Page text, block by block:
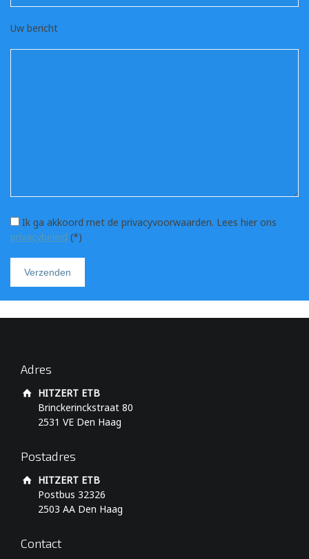
Uw bericht
Ik ga akkoord met de privacyvoorwaarden. Lees hier ons
privacybeleid (*)
Adres
HITZERT ETB
Brinckerinckstraat 80
2531 VE Den Haag
Postadres
HITZERT ETB
Postbus 32326
2503 AA Den Haag
Contact